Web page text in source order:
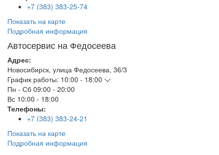
+7 (383) 383-25-74
Показать на карте
Подробная информация
Автосервис на Федосеева
Адрес:
Новосибирск, улица Федосеева, 36/3
График работы: 10:00 - 18:00
Пн - Сб 09:00 - 20:00
Вс 10:00 - 18:00
Телефоны:
+7 (383) 383-24-21
Показать на карте
Подробная информация